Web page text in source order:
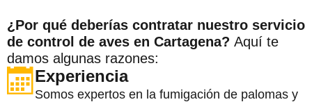
¿Por qué deberías contratar nuestro servicio
de control de aves en Cartagena? Aquí te
damos algunas razones:
Experiencia
Somos expertos en la fumigación de palomas y